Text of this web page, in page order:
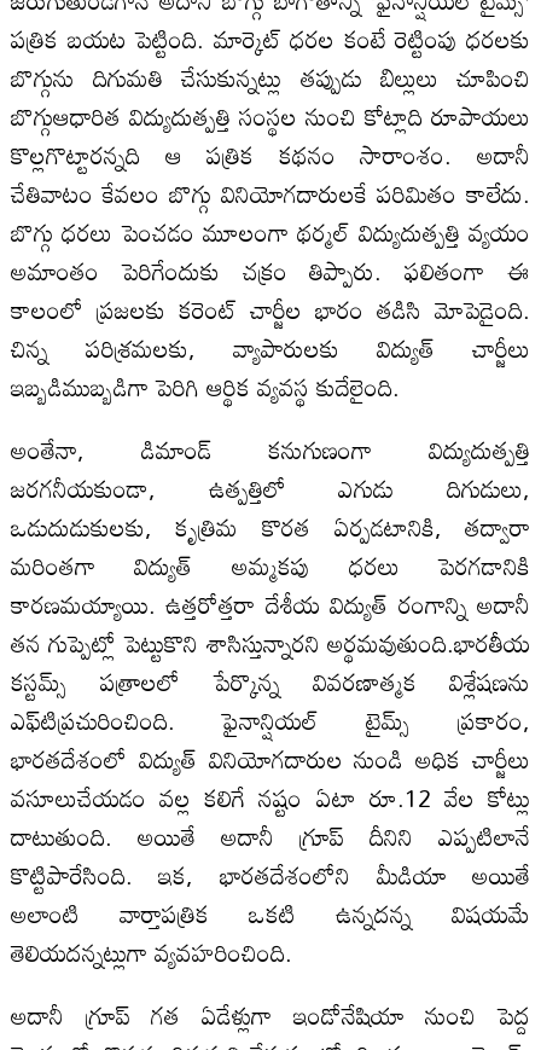
పత్రిక బయట పెట్టింది. మార్కెట్‌ ధరల కంటే రెట్టింపు ధరలకు
బొగ్గును దిగుమతి చేసుకున్నట్లు తప్పుడు బిల్లులు చూపించి
బొగ్గుఆధారిత విద్యుదుత్పత్తి సంస్థల నుంచి కోట్లాది రూపాయలు
కొల్లగొట్టారన్నది ఆ పత్రిక కథనం సారాంశం. అదానీ
చేతివాటం కేవలం బొగ్గు వినియోగదారులకే పరిమితం కాలేదు.
బొగ్గు ధరలు పెంచడం మూలంగా థర్మల్‌ విద్యుదుత్పత్తి వ్యయం
అమాంతం పెరిగేందుకు చక్రం తిప్పారు. ఫలితంగా ఈ
కాలంలో ప్రజలకు కరెంట్‌ చార్జీల భారం తడిసి మోపెడైంది.
చిన్న పరిశ్రమలకు, వ్యాపారులకు విద్యుత్‌ చార్జీలు
ఇబ్బడిముబ్బడిగా పెరిగి ఆర్థిక వ్యవస్థ కుదేలైంది.
అంతేనా, డిమాండ్‌ కనుగుణంగా విద్యుదుత్పత్తి
జరగనీయకుండా, ఉత్పత్తిలో ఎగుడు దిగుడులు,
ఒడుదుడుకులకు, కృత్రిమ కొరత ఏర్పడటానికి, తద్వారా
మరింతగా విద్యుత్‌ అమ్మకపు ధరలు పెరగడానికి
కారణమయ్యాయి. ఉత్తరోత్తరా దేశీయ విద్యుత్‌ రంగాన్ని అదానీ
తన గుప్పెట్లో పెట్టుకొని శాసిస్తున్నారని అర్థమవుతుంది.భారతీయ
కస్టమ్స్‌ పత్రాలలో పేర్కొన్న వివరణాత్మక విశ్లేషణను
ఎఫ్‌టిప్రచురించింది. ఫైనాన్షియల్‌ టైమ్స్‌ ప్రకారం,
భారతదేశంలో విద్యుత్‌ వినియోగదారుల నుండి అధిక చార్జీలు
వసూలుచేయడం వల్ల కలిగే నష్టం ఏటా రూ.12 వేల కోట్లు
దాటుతుంది. అయితే అదానీ గ్రూప్‌ దీనిని ఎప్పటిలానే
కొట్టిపారేసింది. ఇక, భారతదేశంలోని మీడియా అయితే
అలాంటి వార్తాపత్రిక ఒకటి ఉన్నదన్న విషయమే
తెలియదన్నట్లుగా వ్యవహరించింది.
అదానీ గ్రూప్‌ గత ఏడేళ్లుగా ఇండోనేషియా నుంచి పెద్ద